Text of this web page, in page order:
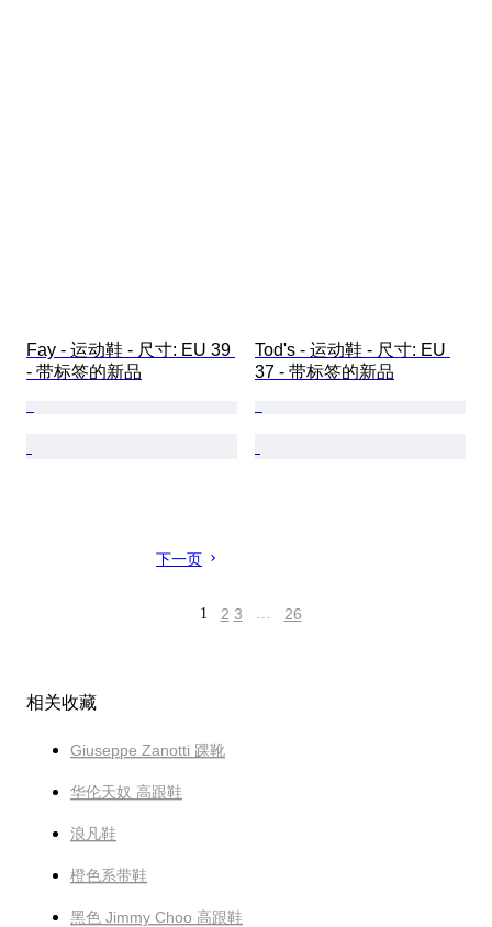
Fay - 运动鞋 - 尺寸: EU 39
- 带标签的新品
Tod's - 运动鞋 - 尺寸: EU
37 - 带标签的新品
下一页
1 2 3 … 26
相关收藏
Giuseppe Zanotti 踝靴
华伦天奴 高跟鞋
浪凡鞋
橙色系带鞋
黑色 Jimmy Choo 高跟鞋